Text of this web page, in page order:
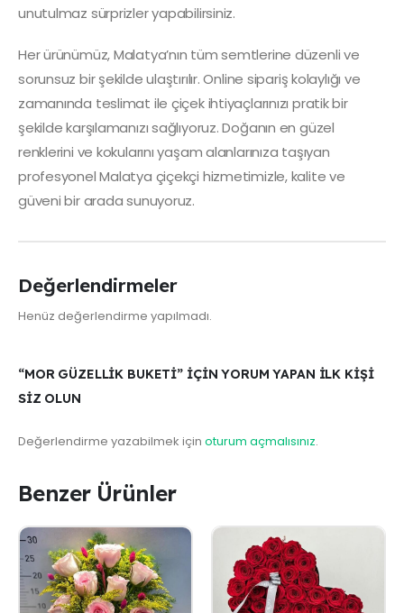
unutulmaz sürprizler yapabilirsiniz.
Her ürünümüz, Malatya’nın tüm semtlerine düzenli ve
sorunsuz bir şekilde ulaştırılır. Online sipariş kolaylığı ve
zamanında teslimat ile çiçek ihtiyaçlarınızı pratik bir
şekilde karşılamanızı sağlıyoruz. Doğanın en güzel
renklerini ve kokularını yaşam alanlarınıza taşıyan
profesyonel Malatya çiçekçi hizmetimizle, kalite ve
güveni bir arada sunuyoruz.
Değerlendirmeler
Henüz değerlendirme yapılmadı.
“MOR GÜZELLIK BUKETI” IÇIN YORUM YAPAN ILK KIŞI
SIZ OLUN
Değerlendirme yazabilmek için oturum açmalısınız.
Benzer Ürünler